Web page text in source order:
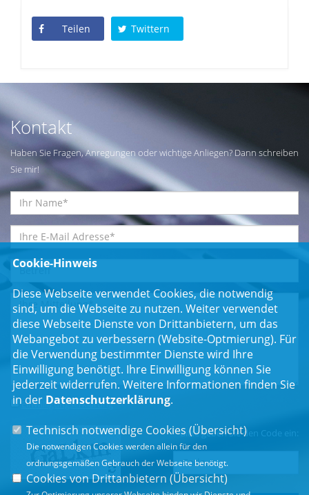
Teilen Twittern
Kontakt
Haben Sie Fragen, Anregungen oder wichtige Anliegen? Dann schreiben
Sie mir!
Einwilligungserklärung*
Bitte geben Sie den Code ein:
Cookie-Hinweis
Diese Webseite verwendet Cookies, die notwendig
sind, um die Webseite zu nutzen. Weiter verwendet
diese Webseite Dienste von Drittanbietern, um das
Webangebot zu verbessern (Website-Optmierung). Für
die Verwendung bestimmter Dienste wird Ihre
Einwilligung benötigt. Ihre Einwilligung können Sie
jederzeit widerrufen. Weitere Informationen finden Sie
in der Datenschutzerklärung.
Technisch notwendige Cookies (Übersicht)
Die notwendigen Cookies werden allein für den
ordnungsgemäßen Gebrauch der Webseite benötigt.
Cookies von Drittanbietern (Übersicht)